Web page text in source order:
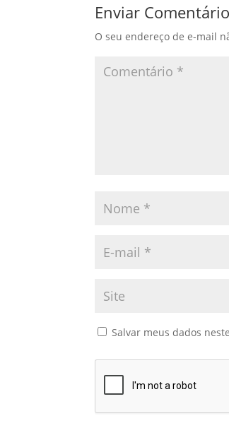
Enviar Comentário
O seu endereço de e-mail
Salvar meus dados